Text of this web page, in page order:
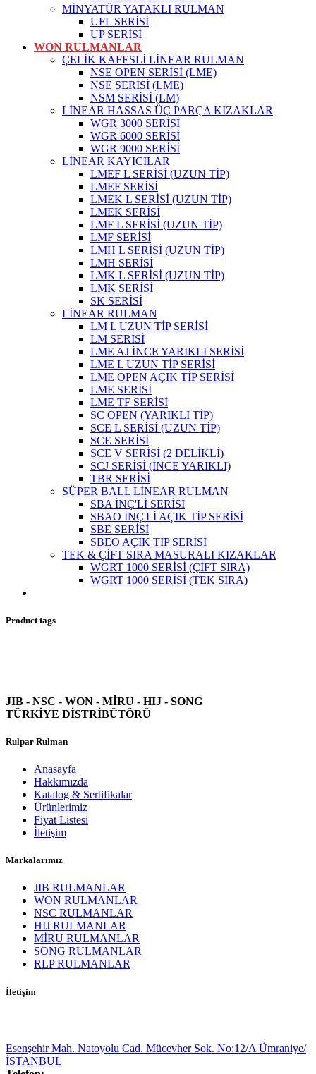
MİNYATÜR YATAKLI RULMAN
UFL SERİSİ
UP SERİSİ
WON RULMANLAR
ÇELİK KAFESLİ LİNEAR RULMAN
NSE OPEN SERİSİ (LME)
NSE SERİSİ (LME)
NSM SERİSİ (LM)
LİNEAR HASSAS ÜÇ PARÇA KIZAKLAR
WGR 3000 SERİSİ
WGR 6000 SERİSİ
WGR 9000 SERİSİ
LİNEAR KAYICILAR
LMEF L SERİSİ (UZUN TİP)
LMEF SERİSİ
LMEK L SERİSİ (UZUN TİP)
LMEK SERİSİ
LMF L SERİSİ (UZUN TİP)
LMF SERİSİ
LMH L SERİSİ (UZUN TİP)
LMH SERİSİ
LMK L SERİSİ (UZUN TİP)
LMK SERİSİ
SK SERİSİ
LİNEAR RULMAN
LM L UZUN TİP SERİSİ
LM SERİSİ
LME AJ İNCE YARIKLI SERİSİ
LME L UZUN TİP SERİSİ
LME OPEN AÇIK TİP SERİSİ
LME SERİSİ
LME TF SERİSİ
SC OPEN (YARIKLI TİP)
SCE L SERİSİ (UZUN TİP)
SCE SERİSİ
SCE V SERİSİ (2 DELİKLİ)
SCJ SERİSİ (İNCE YARIKLI)
TBR SERİSİ
SÜPER BALL LİNEAR RULMAN
SBA İNÇ'Lİ SERİSİ
SBAO İNÇ'Lİ AÇIK TİP SERİSİ
SBE SERİSİ
SBEO AÇIK TİP SERİSİ
TEK & ÇİFT SIRA MASURALI KIZAKLAR
WGRT 1000 SERİSİ (ÇİFT SIRA)
WGRT 1000 SERİSİ (TEK SIRA)
Product tags
JIB - NSC - WON - MİRU - HIJ - SONG
TÜRKİYE DİSTRİBÜTÖRÜ
Rulpar Rulman
Anasayfa
Hakkımızda
Katalog & Sertifikalar
Ürünlerimiz
Fiyat Listesi
İletişim
Markalarımız
JIB RULMANLAR
WON RULMANLAR
NSC RULMANLAR
HIJ RULMANLAR
MİRU RULMANLAR
SONG RULMANLAR
RLP RULMANLAR
İletişim
Esenşehir Mah. Natoyolu Cad. Mücevher Sok. No:12/A Ümraniye/
İSTANBUL